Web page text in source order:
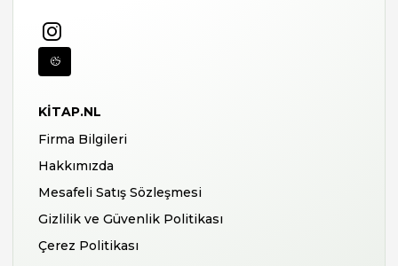
KITAP.NL
Firma Bilgileri
Hakkımızda
Mesafeli Satış Sözleşmesi
Gizlilik ve Güvenlik Politikası
Çerez Politikası